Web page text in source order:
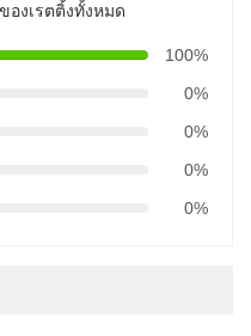
องเรตติ้งทั้งหมด
100%
0%
0%
0%
0%